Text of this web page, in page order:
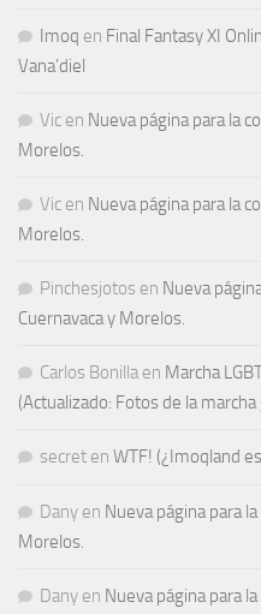
Imoq en Final Fantasy XI
Vana’diel
Vic en Nueva página para la
Morelos.
Vic en Nueva página para la
Morelos.
Pinchesjotos en Nueva
Cuernavaca y Morelos.
Carlos Bonilla en Marcha
(Actualizado: Fotos de la marcha
secret en WTF! (¿Imoqland
Dany en Nueva página para
Morelos.
Dany en Nueva página para